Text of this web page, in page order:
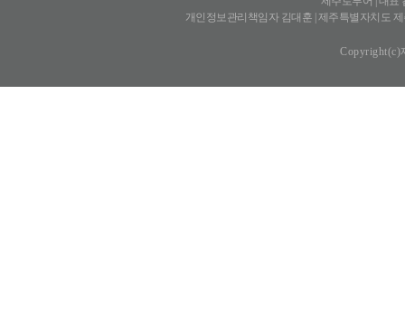
개인정보관리책임자 김대훈 | 제주특별자치도
Copyright(c)